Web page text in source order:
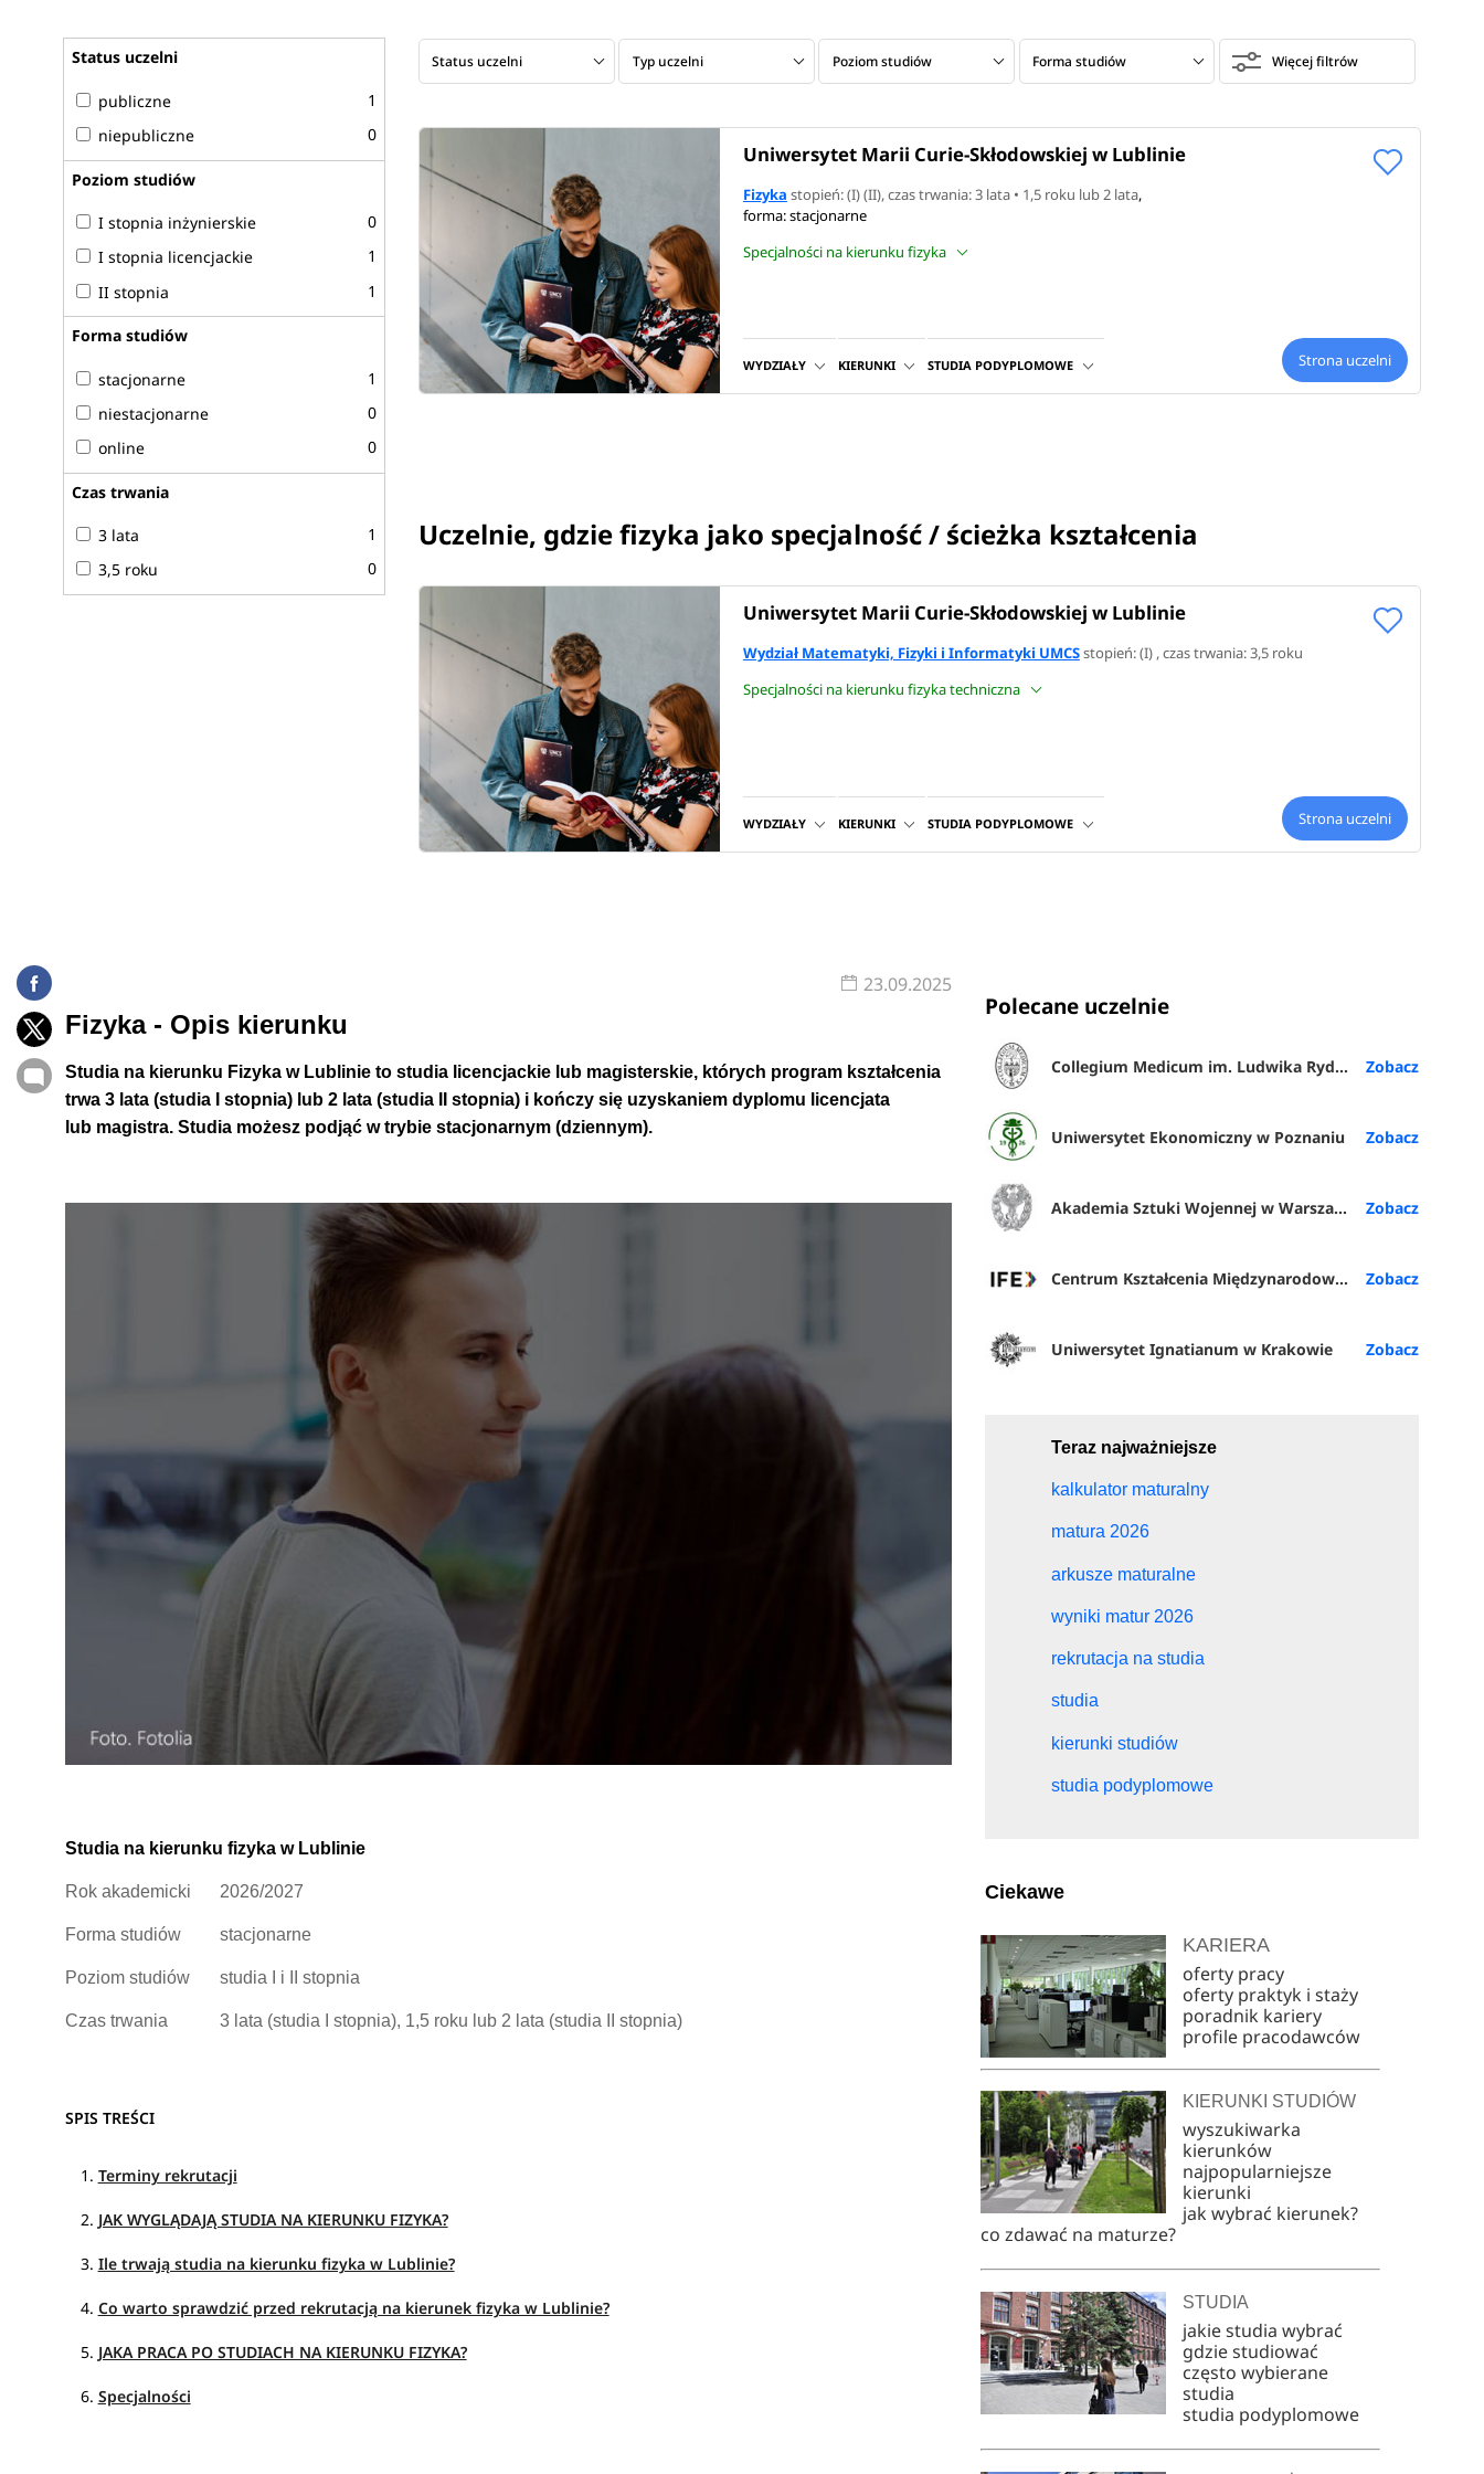
Status uczelni Typ uczelni Poziom studiów Forma studiów Więcej filtrów
Uniwersytet Marii Curie-Skłodowskiej w Lublinie
Fizyka stopień: (I) (II), czas trwania: 3 lata • 1,5 roku lub 2 lata,
forma: stacjonarne
Specjalności na kierunku fizyka
WYDZIAŁY KIERUNKI STUDIA PODYPLOMOWE Strona uczelni
Uczelnie, gdzie fizyka jako specjalność / ścieżka kształcenia
Uniwersytet Marii Curie-Skłodowskiej w Lublinie
Wydział Matematyki, Fizyki i Informatyki UMCSstopień: (I) , czas trwania: 3,5 roku
Specjalności na kierunku fizyka techniczna
WYDZIAŁY KIERUNKI STUDIA PODYPLOMOWE Strona uczelni
Status uczelni
publiczne
1
niepubliczne
0
Poziom studiów
I stopnia inżynierskie
0
I stopnia licencjackie
1
II stopnia
1
Forma studiów
stacjonarne
1
niestacjonarne
0
online
0
Czas trwania
3 lata
1
3,5 roku
0
23.09.2025
Fizyka - Opis kierunku
Studia na kierunku Fizyka w Lublinie to studia licencjackie lub magisterskie, których program kształcenia
trwa3 lata (studia I stopnia) lub 2 lata (studia II stopnia) i kończy się uzyskaniem dyplomu licencjata
lub magistra. Studia możesz podjąć w trybie stacjonarnym (dziennym).
Studia na kierunku fizyka w Lublinie
Rok akademicki 2026/2027
Forma studiów stacjonarne
Poziom studiów studia I i II stopnia
Czas trwania 3 lata (studia I stopnia), 1,5 roku lub 2 lata (studia II stopnia)
SPIS TREŚCI
Terminy rekrutacji
JAK WYGLĄDAJĄ STUDIA NA KIERUNKU FIZYKA?
Ile trwają studia na kierunku fizyka w Lublinie?
Co warto sprawdzić przed rekrutacją na kierunek fizyka w Lublinie?
JAKA PRACA PO STUDIACH NA KIERUNKU FIZYKA?
Specjalności
Polecane uczelnie
Collegium Medicum im. Ludwika Rydygiera w Bydgoszczy
Uniwersytet Ekonomiczny w Poznaniu
Akademia Sztuki Wojennej w Warszawie
Centrum Kształcenia Międzynarodowego (IFE) PŁ
Uniwersytet Ignatianum w Krakowie
Teraz najważniejsze
kalkulator maturalny
matura 2026
arkusze maturalne
wyniki matur 2026
rekrutacja na studia
studia
kierunki studiów
studia podyplomowe
Ciekawe
KARIERA
oferty pracy
oferty praktyk i staży
poradnik kariery
profile pracodawców
KIERUNKI STUDIÓW
wyszukiwarka
kierunków
najpopularniejsze
kierunki
jak wybrać kierunek?
co zdawać na maturze?
STUDIA
jakie studia wybrać
gdzie studiować
często wybierane
studia
studia podyplomowe